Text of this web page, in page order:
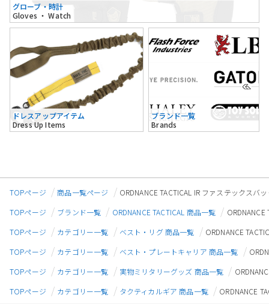
グローブ・時計
Gloves ・ Watch
ドレスアップアイテム
Dress Up Items
ブランド一覧
Brands
TOPページ 商品一覧ページ
ORDNANCE TACTICAL IR ファステックス
TOPページ
ブランド一覧 ORDNANCE TACTICAL 商品一覧
TOPページ
カテゴリー一覧 ベスト・リグ 商品一覧
ORDNANCE
TOPページ
カテゴリー一覧 ベスト・プレートキャリア 商品一覧
TOPページ
カテゴリー一覧 実物ミリタリーグッズ 商品一覧
TOPページ
カテゴリー一覧 タクティカルギア 商品一覧 ORDNANCE